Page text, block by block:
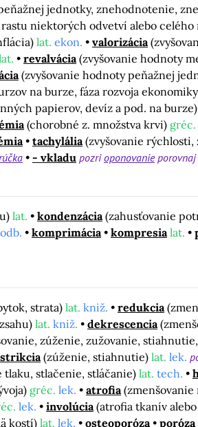
jednotky, znehodnotenie,
niektorých odvetví alebo
lat. ekon. valorizácia
revalvácia (zvyšovanie hodnoty
(zvyšovanie hodnoty peňažnej
na burze, fáza rozvoja
papierov, devíz a pod. na burze)
(chorobné z. množstva krvi) gréc.
tachylália (zvyšovanie
- vkladu pozrioponovanie porovnaj
lat. kondenzácia (zahusťovanie
odb. komprimácia kompresia lat.
strata) lat. kniž. redukcia
lat. kniž. dekrescencia
zúženie, zužovanie,
(zúženie, stiahnutie) lat. lek.
tlaku, stlačenie, stláčanie) lat. tech.
gréc. lek. atrofia
lek. involúcia (atrofia tkanív
kostí) lat. lek. osteoporóza poróza